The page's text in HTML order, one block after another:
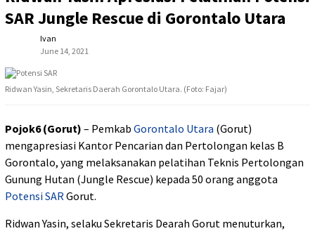
SAR Jungle Rescue di Gorontalo Utara
Ivan
June 14, 2021
Ridwan Yasin, Sekretaris Daerah Gorontalo Utara. (Foto: Fajar)
Pojok6 (Gorut) – Pemkab Gorontalo Utara (Gorut)
mengapresiasi Kantor Pencarian dan Pertolongan kelas B
Gorontalo, yang melaksanakan pelatihan Teknis Pertolongan
Gunung Hutan (Jungle Rescue) kepada 50 orang anggota
Potensi SAR Gorut.
Ridwan Yasin, selaku Sekretaris Dearah Gorut menuturkan,